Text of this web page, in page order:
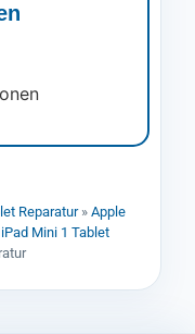
Reparatur» Apple
Mini 1 Tablet